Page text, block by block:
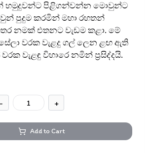
හමුදුවන්ට පිළිගන්වන්න මොවුන්ට
පුදුම කරමින් මහා රහතන්
නමක් එතනට වැඩම කළා. මේ
වරක වැළදු ගල් ලෙන ළඟ ඇති
වැළඳු විහාරෙ නමින් ප්‍රසිද්දයි.
- +
Add to Cart